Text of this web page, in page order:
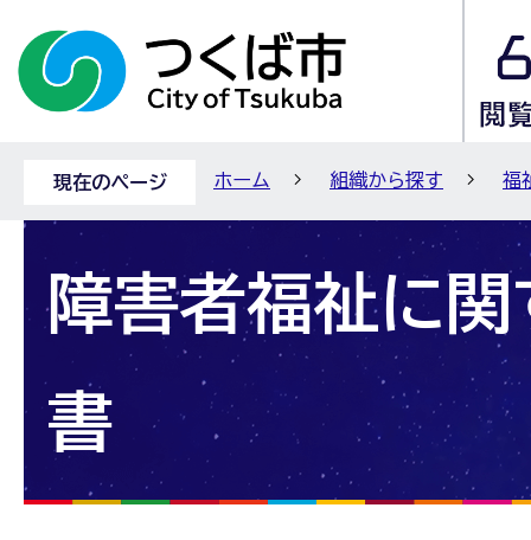
現在のページ ホーム 組織から探す 福
障害者福祉に関
書